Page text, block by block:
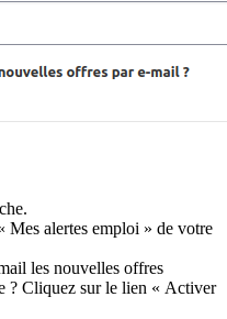
Mes alertes emploi » de votre
les nouvelles offres
? Cliquez sur le lien « Activer